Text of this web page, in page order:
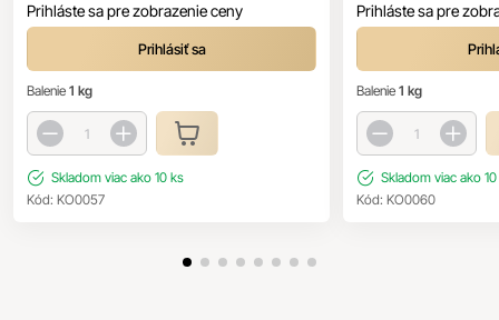
Prihláste sa pre zobrazenie ceny
Prihlásiť sa
Balenie 1 kg
Skladom viac ako 10 ks
Kód: KO0057
Prihláste sa pre
Balenie 1 kg
Skladom viac ako
Kód: KO0060